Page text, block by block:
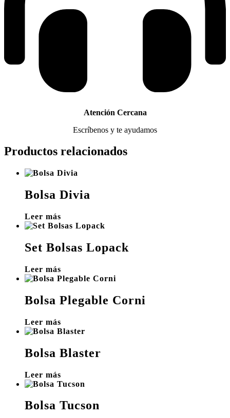
Atención Cercana
Escríbenos y te ayudamos
Productos relacionados
Bolsa Divia
Leer más
Set Bolsas Lopack
Leer más
Bolsa Plegable Corni
Leer más
Bolsa Blaster
Leer más
Bolsa Tucson